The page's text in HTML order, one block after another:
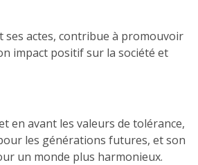
ses actes, contribue à promouvoir
impact positif sur la société et
en avant les valeurs de tolérance,
les générations futures, et son
un monde plus harmonieux.